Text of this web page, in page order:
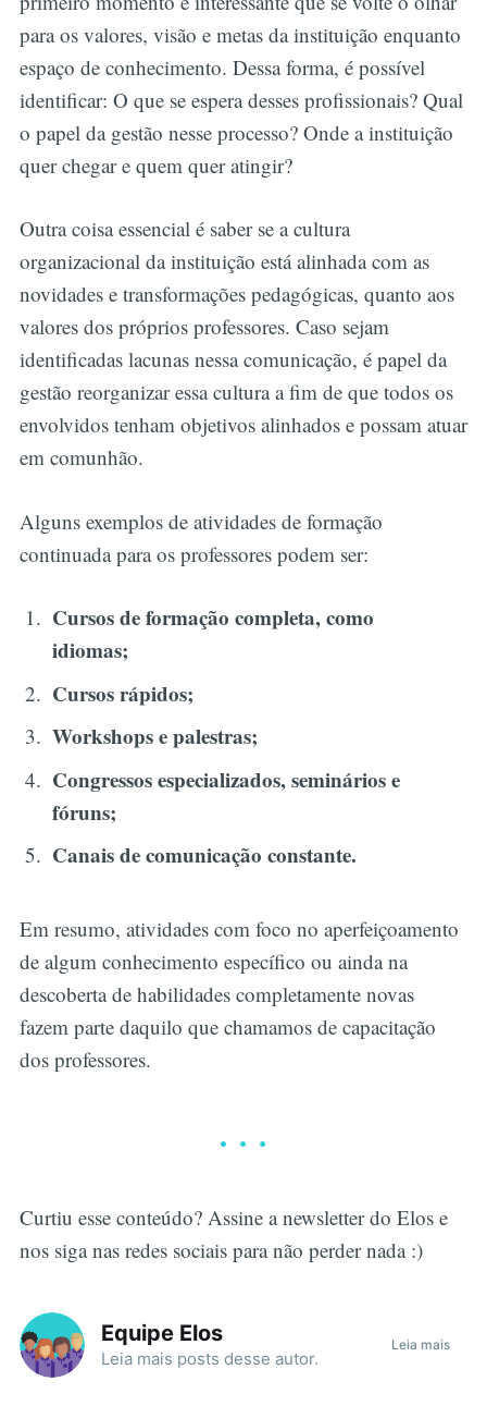
para os valores, visão e metas da instituição enquanto
espaço de conhecimento. Dessa forma, é possível
identificar: O que se espera desses profissionais? Qual
o papel da gestão nesse processo? Onde a instituição
quer chegar e quem quer atingir?
Outra coisa essencial é saber se a cultura
organizacional da instituição está alinhada com as
novidades e transformações pedagógicas, quanto aos
valores dos próprios professores. Caso sejam
identificadas lacunas nessa comunicação, é papel da
gestão reorganizar essa cultura a fim de que todos os
envolvidos tenham objetivos alinhados e possam atuar
em comunhão.
Alguns exemplos de atividades de formação
continuada para os professores podem ser:
Cursos de formação completa, como
idiomas;
Cursos rápidos;
Workshops e palestras;
Congressos especializados, seminários e
fóruns;
Canais de comunicação constante.
Em resumo, atividades com foco no aperfeiçoamento
de algum conhecimento específico ou ainda na
descoberta de habilidades completamente novas
fazem parte daquilo que chamamos de capacitação
dos professores.
Curtiu esse conteúdo? Assine a newsletter do Elos e
nos siga nas redes sociais para não perder nada :)
Equipe Elos
Leia mais posts desse autor.
Leia mais